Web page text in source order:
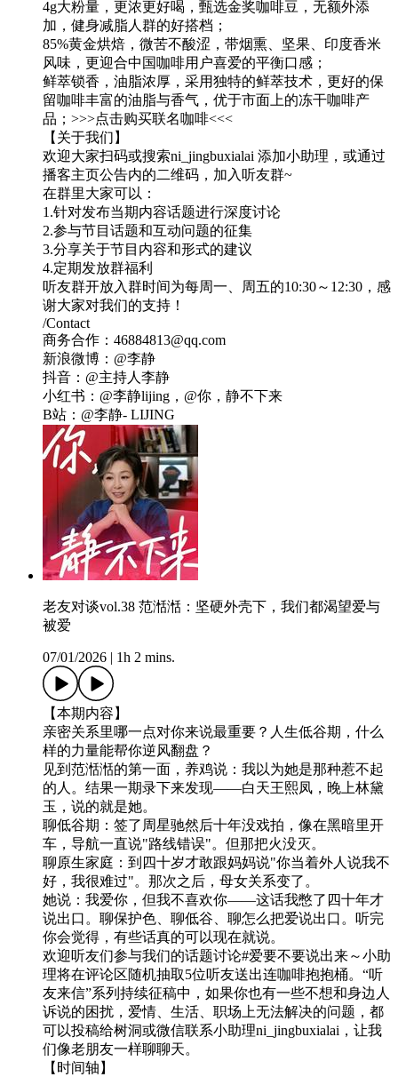
4g大粉量，更浓更好喝，甄选金奖咖啡豆，无额外添
加，健身减脂人群的好搭档；
85%黄金烘焙，微苦不酸涩，带烟熏、坚果、印度香米
风味，更迎合中国咖啡用户喜爱的平衡口感；
鲜萃锁香，油脂浓厚，采用独特的鲜萃技术，更好的保
留咖啡丰富的油脂与香气，优于市面上的冻干咖啡产
品；>>>点击购买联名咖啡<<<
【关于我们】
欢迎大家扫码或搜索ni_jingbuxialai 添加小助理，或通过
播客主页公告内的二维码，加入听友群~
在群里大家可以：
1.针对发布当期内容话题进行深度讨论
2.参与节目话题和互动问题的征集
3.分享关于节目内容和形式的建议
4.定期发放群福利
听友群开放入群时间为每周一、周五的10:30～12:30，感
谢大家对我们的支持！
/Contact
商务合作：46884813@qq.com
新浪微博：@李静
抖音：@主持人李静
小红书：@李静lijing，@你，静不下来
B站：@李静- LIJING
老友对谈vol.38 范湉湉：坚硬外壳下，我们都渴望爱与
被爱
07/01/2026 1h 2 mins.
【本期内容】
亲密关系里哪一点对你来说最重要？人生低谷期，什么
样的力量能帮你逆风翻盘？
见到范湉湉的第一面，养鸡说：我以为她是那种惹不起
的人。结果一期录下来发现——白天王熙凤，晚上林黛
玉，说的就是她。
聊低谷期：签了周星驰然后十年没戏拍，像在黑暗里开
车，导航一直说"路线错误"。但那把火没灭。
聊原生家庭：到四十岁才敢跟妈妈说"你当着外人说我不
好，我很难过"。那次之后，母女关系变了。
她说：我爱你，但我不喜欢你——这话我憋了四十年才
说出口。聊保护色、聊低谷、聊怎么把爱说出口。听完
你会觉得，有些话真的可以现在就说。
欢迎听友们参与我们的话题讨论#爱要不要说出来～小助
理将在评论区随机抽取5位听友送出连咖啡抱抱桶。“听
友来信”系列持续征稿中，如果你也有一些不想和身边人
诉说的困扰，爱情、生活、职场上无法解决的问题，都
可以投稿给树洞或微信联系小助理ni_jingbuxialai，让我
们像老朋友一样聊聊天。
【时间轴】